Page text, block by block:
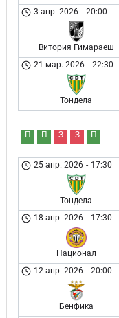
3 апр. 2026 - 20:00
Витория Гимараеш
21 мар. 2026 - 22:30
Тондела
П П З З П
25 апр. 2026 - 17:30
Тондела
18 апр. 2026 - 17:30
Национал
12 апр. 2026 - 20:00
Бенфика